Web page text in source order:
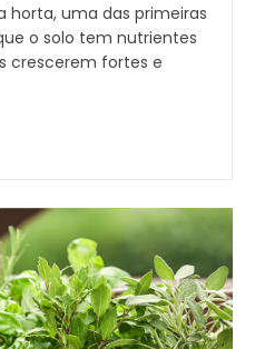
uma das primeiras
o solo tem nutrientes
crescerem fortes e